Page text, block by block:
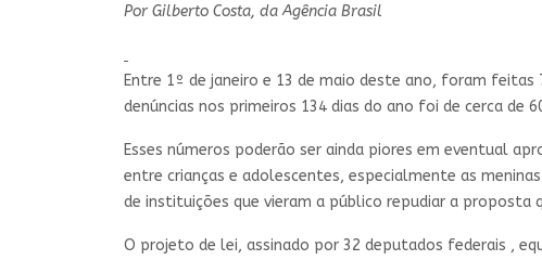
Por Gilberto Costa, da Agência Brasil
Entre 1º de janeiro e 13 de maio deste ano, foram feitas
denúncias nos primeiros 134 dias do ano foi de cerca de
Esses números poderão ser ainda piores em eventual
entre crianças e adolescentes, especialmente as
de instituições que vieram a público repudiar a proposta
O projeto de lei, assinado por 32 deputados federais ,